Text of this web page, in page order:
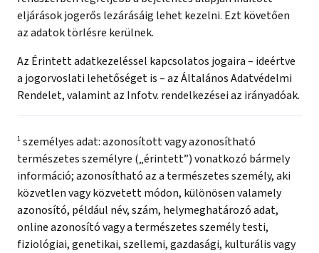
eljárások jogerős lezárásáig lehet kezelni. Ezt követően
az adatok törlésre kerülnek.
Az Érintett adatkezeléssel kapcsolatos jogaira – ideértve
a jogorvoslati lehetőséget is – az Általános Adatvédelmi
Rendelet, valamint az Infotv. rendelkezései az irányadóak.
1 személyes adat: azonosított vagy azonosítható
természetes személyre („érintett”) vonatkozó bármely
információ; azonosítható az a természetes személy, aki
közvetlen vagy közvetett módon, különösen valamely
azonosító, például név, szám, helymeghatározó adat,
online azonosító vagy a természetes személy testi,
fiziológiai, genetikai, szellemi, gazdasági, kulturális vagy